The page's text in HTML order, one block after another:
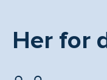
Her for